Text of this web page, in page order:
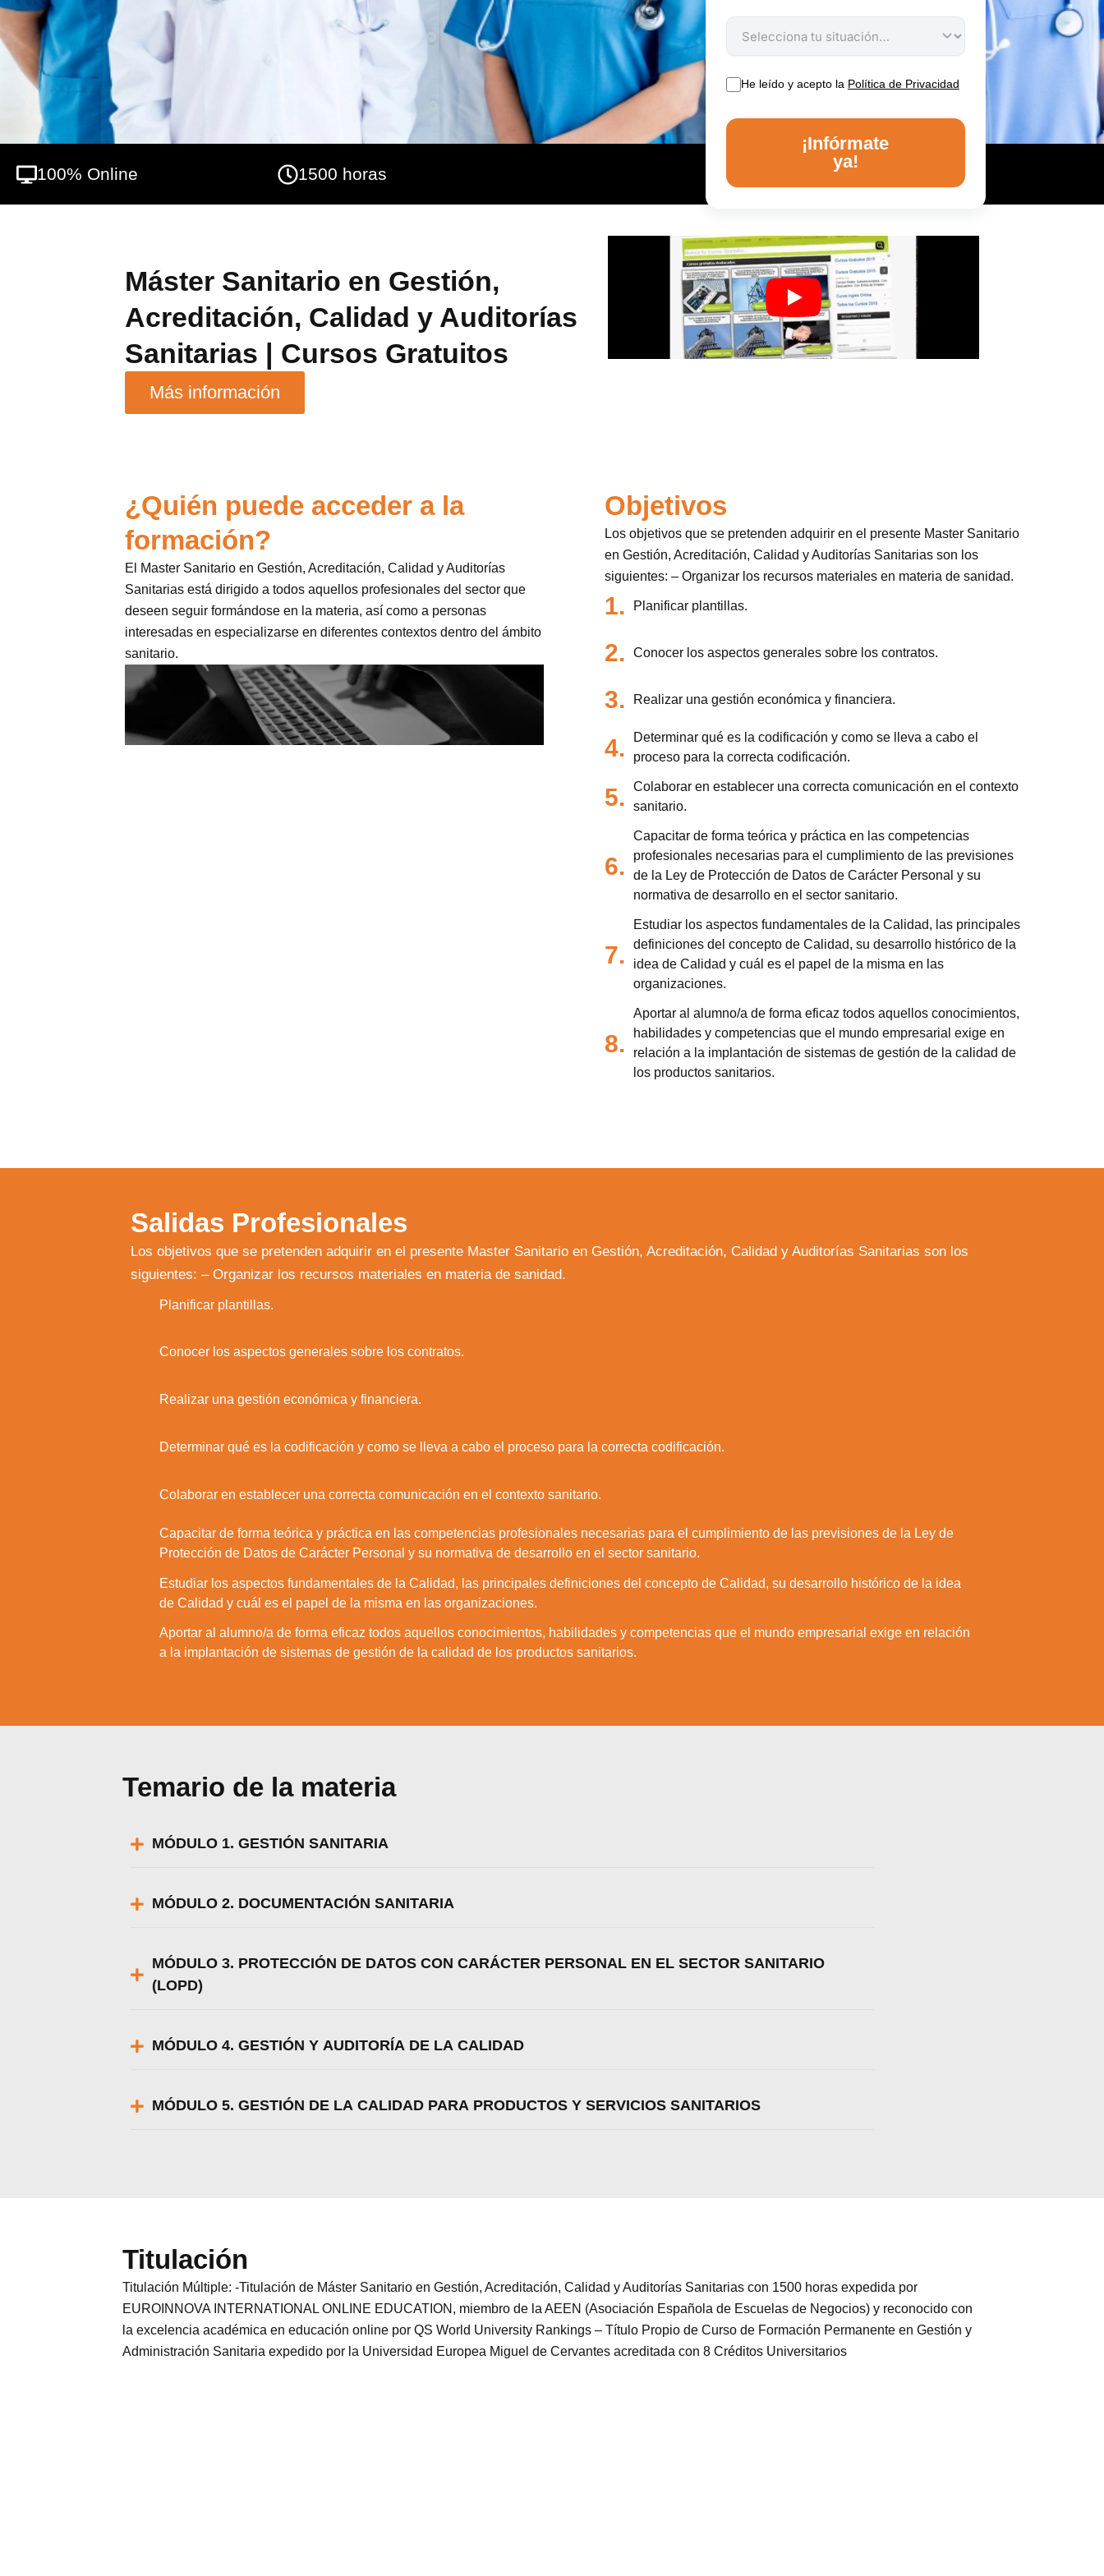
riesgos laborales etc. Gracias a este Master aprenderá los aspectos clave sobre la gestión de la
calidad y auditoría en este entorno, llegando a ser un profesional en la materia.
He leído y acepto la Política de Privacidad
¡Infórmate
ya!
100% Online 1500 horas
Máster Sanitario en Gestión,
Acreditación, Calidad y Auditorías
Sanitarias | Cursos Gratuitos
Más información
¿Quién puede acceder a la
formación?
El Master Sanitario en Gestión, Acreditación, Calidad y Auditorías
Sanitarias está dirigido a todos aquellos profesionales del sector que
deseen seguir formándose en la materia, así como a personas
interesadas en especializarse en diferentes contextos dentro del ámbito
sanitario.
Objetivos
Los objetivos que se pretenden adquirir en el presente Master Sanitario
en Gestión, Acreditación, Calidad y Auditorías Sanitarias son los
siguientes: – Organizar los recursos materiales en materia de sanidad.
1. Planificar plantillas.
2. Conocer los aspectos generales sobre los contratos.
3. Realizar una gestión económica y financiera.
4.
Determinar qué es la codificación y como se lleva a cabo el
proceso para la correcta codificación.
5.
Colaborar en establecer una correcta comunicación en el contexto
sanitario.
6.
Capacitar de forma teórica y práctica en las competencias
profesionales necesarias para el cumplimiento de las previsiones
de la Ley de Protección de Datos de Carácter Personal y su
normativa de desarrollo en el sector sanitario.
7.
Estudiar los aspectos fundamentales de la Calidad, las principales
definiciones del concepto de Calidad, su desarrollo histórico de la
idea de Calidad y cuál es el papel de la misma en las
organizaciones.
8.
Aportar al alumno/a de forma eficaz todos aquellos conocimientos,
habilidades y competencias que el mundo empresarial exige en
relación a la implantación de sistemas de gestión de la calidad de
los productos sanitarios.
Salidas Profesionales
Los objetivos que se pretenden adquirir en el presente Master Sanitario en Gestión, Acreditación, Calidad y Auditorías Sanitarias son los
siguientes: – Organizar los recursos materiales en materia de sanidad.
Planificar plantillas.
Conocer los aspectos generales sobre los contratos.
Realizar una gestión económica y financiera.
Determinar qué es la codificación y como se lleva a cabo el proceso para la correcta codificación.
Colaborar en establecer una correcta comunicación en el contexto sanitario.
Capacitar de forma teórica y práctica en las competencias profesionales necesarias para el cumplimiento de las previsiones de la Ley de
Protección de Datos de Carácter Personal y su normativa de desarrollo en el sector sanitario.
Estudiar los aspectos fundamentales de la Calidad, las principales definiciones del concepto de Calidad, su desarrollo histórico de la idea
de Calidad y cuál es el papel de la misma en las organizaciones.
Aportar al alumno/a de forma eficaz todos aquellos conocimientos, habilidades y competencias que el mundo empresarial exige en relación
a la implantación de sistemas de gestión de la calidad de los productos sanitarios.
Temario de la materia
MÓDULO 1. GESTIÓN SANITARIA
MÓDULO 2. DOCUMENTACIÓN SANITARIA
MÓDULO 3. PROTECCIÓN DE DATOS CON CARÁCTER PERSONAL EN EL SECTOR SANITARIO
(LOPD)
MÓDULO 4. GESTIÓN Y AUDITORÍA DE LA CALIDAD
MÓDULO 5. GESTIÓN DE LA CALIDAD PARA PRODUCTOS Y SERVICIOS SANITARIOS
Titulación
Titulación Múltiple: -Titulación de Máster Sanitario en Gestión, Acreditación, Calidad y Auditorías Sanitarias con 1500 horas expedida por
EUROINNOVA INTERNATIONAL ONLINE EDUCATION, miembro de la AEEN (Asociación Española de Escuelas de Negocios) y reconocido con
la excelencia académica en educación online por QS World University Rankings – Título Propio de Curso de Formación Permanente en Gestión y
Administración Sanitaria expedido por la Universidad Europea Miguel de Cervantes acreditada con 8 Créditos Universitarios
Puedes aprender más sobre qué cookies utilizamos o desactivarlas en los
Aceptar Rechazar